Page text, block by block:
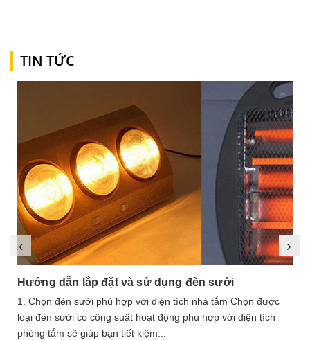
TIN TỨC
Hướng dẫn lắp đặt và sử dụng đèn sưởi
1. Chọn đèn sưởi phù hợp với diện tích nhà tắm Chọn được
loại đèn sưởi có công suất hoạt động phù hợp với diện tích
phòng tắm sẽ giúp bạn tiết kiệm...